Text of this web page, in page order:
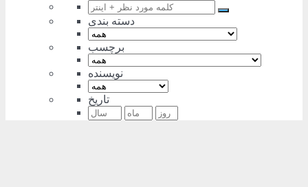
دسته بندی
برچسب
نویسنده
تاریخ